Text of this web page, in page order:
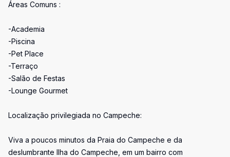
Áreas Comuns :
-Academia
-Piscina
-Pet Place
-Terraço
-Salão de Festas
-Lounge Gourmet
Localização privilegiada no Campeche:
Viva a poucos minutos da Praia do Campeche e da
deslumbrante Ilha do Campeche, em um bairro com